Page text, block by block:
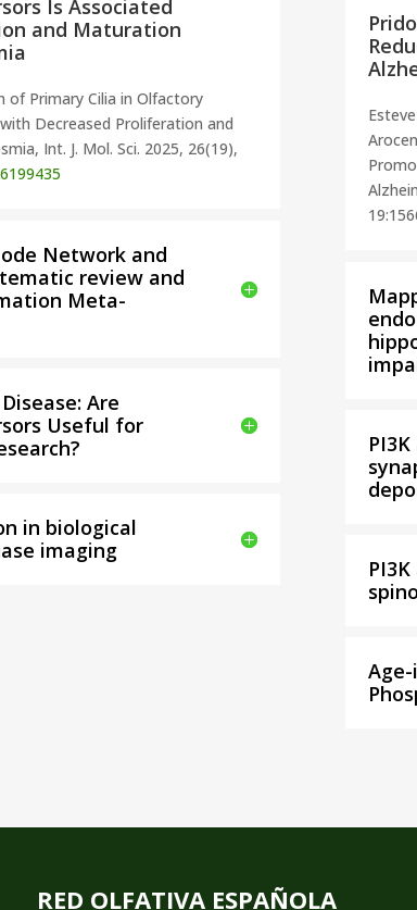
Is Associated
and Maturation
of Primary Cilia in Olfactory
Decreased Proliferation and
Int. J. Mol. Sci. 2025, 26(19),
Network and
review and
Meta-
Are
Useful for
in biological
imaging
RED OLFATIVA ESPAÑOLA